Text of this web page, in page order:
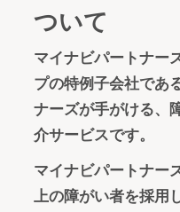
ついて
マイナビパートナー
プの特例子会社であ
ナーズが手がける、
介サービスです。
マイナビパートナー
上の障がい者を採用